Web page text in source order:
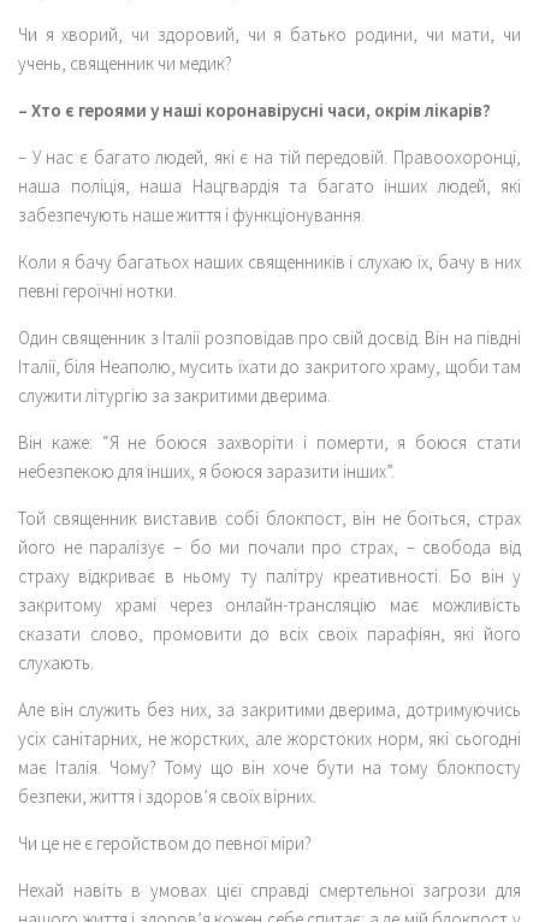
Чи я хворий, чи здоровий, чи я батько родини, чи мати, чи
учень, священник чи медик?
– Хто є героями у наші коронавірусні часи, окрім лікарів?
– У нас є багато людей, які є на тій передовій. Правоохоронці,
наша поліція, наша Нацгвардія та багато інших людей, які
забезпечують наше життя і функціонування.
Коли я бачу багатьох наших священників і слухаю їх, бачу в них
певні героїчні нотки.
Один священник з Італії розповідав про свій досвід. Він на півдні
Італії, біля Неаполю, мусить їхати до закритого храму, щоби там
служити літургію за закритими дверима.
Він каже: “Я не боюся захворіти і померти, я боюся стати
небезпекою для інших, я боюся заразити інших”.
Той священник виставив собі блокпост, він не боїться, страх
його не паралізує – бо ми почали про страх, – свобода від
страху відкриває в ньому ту палітру креативності. Бо він у
закритому храмі через онлайн-трансляцію має можливість
сказати слово, промовити до всіх своїх парафіян, які його
слухають.
Але він служить без них, за закритими дверима, дотримуючись
усіх санітарних, не жорстких, але жорстоких норм, які сьогодні
має Італія. Чому? Тому що він хоче бути на тому блокпосту
безпеки, життя і здоров’я своїх вірних.
Чи це не є геройством до певної міри?
Нехай навіть в умовах цієї справді смертельної загрози для